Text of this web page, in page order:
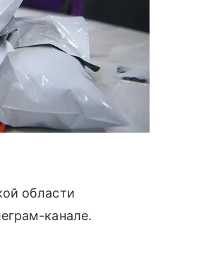
области
канале.